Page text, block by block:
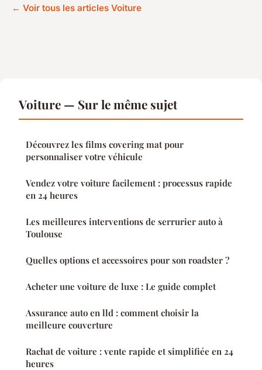
← Voir tous les articles Voiture
Voiture — Sur le même sujet
Découvrez les films covering mat pour
personnaliser votre véhicule
Vendez votre voiture facilement : processus rapide
en 24 heures
Les meilleures interventions de serrurier auto à
Toulouse
Quelles options et accessoires pour son roadster ?
Acheter une voiture de luxe : Le guide complet
Assurance auto en lld : comment choisir la
meilleure couverture
Rachat de voiture : vente rapide et simplifiée en 24
heures